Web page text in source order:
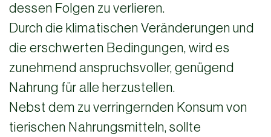
dessen Folgen zu verlieren.
Durch die klimatischen Veränderungen und
die erschwerten Bedingungen, wird es
zunehmend anspruchsvoller, genügend
Nahrung für alle herzustellen.
Nebst dem zu verringernden Konsum von
tierischen Nahrungsmitteln, sollte